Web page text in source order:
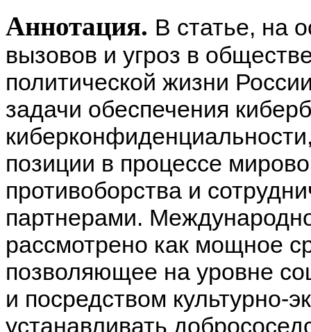
Аннотация. В статье, на
вызовов и угроз в
политической жизни
задачи обеспечения
позиции в процессе
противоборства и
партнерами.
рассмотрено как мощное
позволяющее на уровне
и посредством культурно-
устанавливать